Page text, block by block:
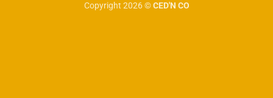
Copyright 2026 ©CED'N CO